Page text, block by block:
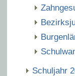
Schuljahr